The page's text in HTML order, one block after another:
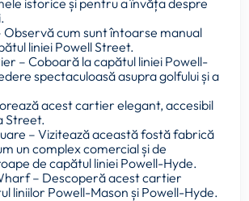
cum sunt întoarse manual
liniei Powell Street.
– Coboară la capătul liniei Powell-
spectaculoasă asupra golfului și a
acest cartier elegant, accesibil
Street.
– Vizitează această fostă fabrică
un complex comercial și de
de capătul liniei Powell-Hyde.
– Descoperă acest cartier
liniilor Powell-Mason și Powell-Hyde.